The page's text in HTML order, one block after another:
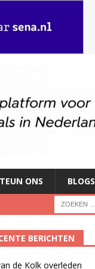
ONS BLOGS
BERICHTEN
de Kolk overleden